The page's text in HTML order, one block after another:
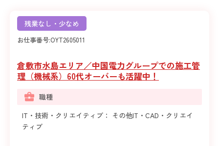
残業なし・少なめ
お仕事番号:OYT2605011
倉敷市水島エリア／中国電力グループでの施工管
理（機械系）60代オーバーも活躍中！
職種
IT・技術・クリエイティブ： その他IT・CAD・クリエイ
ティブ